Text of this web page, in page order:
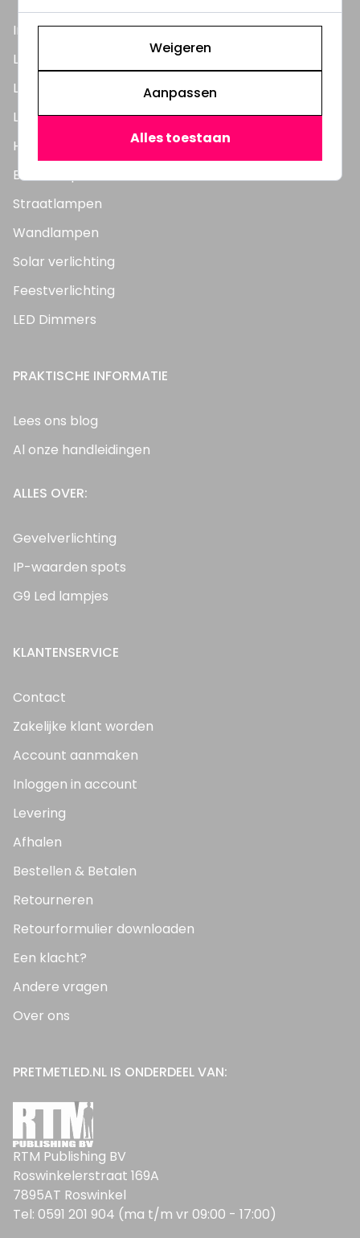
Inbouwspots
LED Lampen
LED TL Buizen
LED Panelen
Highbay's / Ufo's
Bouwlampen
Straatlampen
Wandlampen
Solar verlichting
Feestverlichting
LED Dimmers
PRAKTISCHE INFORMATIE
Lees ons blog
Al onze handleidingen
ALLES OVER:
Gevelverlichting
IP-waarden spots
G9 Led lampjes
KLANTENSERVICE
Contact
Zakelijke klant worden
Account aanmaken
Inloggen in account
Levering
Afhalen
Bestellen & Betalen
Retourneren
Retourformulier downloaden
Een klacht?
Andere vragen
Over ons
PRETMETLED.NL IS ONDERDEEL VAN:
RTM Publishing BV
Roswinkelerstraat 169A
7895AT Roswinkel
Tel: 0591 201 904 (ma t/m vr 09:00 - 17:00)
Weigeren
Aanpassen
Alles toestaan